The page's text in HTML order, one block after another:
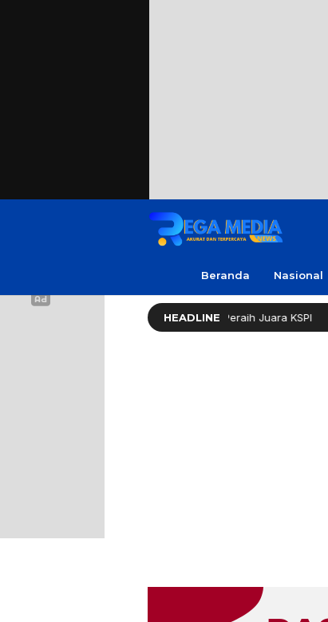
Beranda Nasional
HEADLINE
Amanda, Pelajar Sampang Peraih Juara KSPI